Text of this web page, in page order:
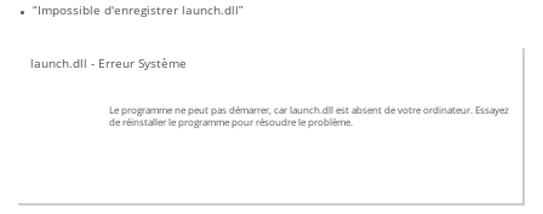
“Impossible d'enregistrer launch.dll”
launch.dll - Erreur Système
Le programme ne peut pas démarrer, car launch.dll est absent de votre ordinateur. Essayez
de réinstaller le programme pour résoudre le problème.